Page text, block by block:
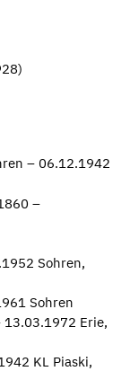
– 06.12.1942
–
Sohren,
Sohren
13.03.1972 Erie,
KL Piaski,